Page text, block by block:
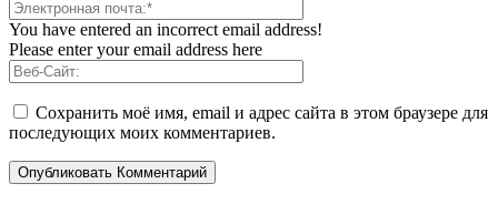
You have entered an incorrect email address!
Please enter your email address here
Сохранить моё имя, email и адрес сайта в этом браузере для
последующих моих комментариев.